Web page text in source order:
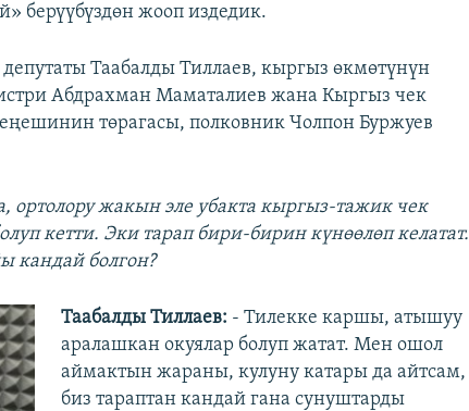
берүүбүздөн жооп издедик.
Таабалды Тиллаев, кыргыз өкмөтүнүн
Абдрахман Маматалиев жана Кыргыз чек
төрагасы, полковник Чолпон Буржуев
ортолору жакын эле убакта кыргыз-тажик чек
кетти. Эки тарап бири-бирин күнөөлөп келатат.
кандай болгон?
Таабалды Тиллаев: - Тилекке каршы, атышуу
аралашкан окуялар болуп жатат. Мен ошол
аймактын жараны, кулуну катары да айтсам,
биз тараптан кандай гана сунуштарды